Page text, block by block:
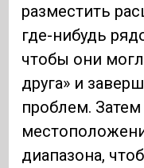
разместить
где-нибудь
чтобы они
друга» и
проблем.
диапазона,